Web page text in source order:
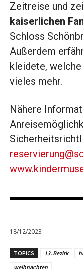
Zeitreise und
kaiserlichen
Schloss
Außerdem
kleidete,
vieles mehr.
Nähere
18/12/2023
TOPICS 13. Bezirk
weihnachten